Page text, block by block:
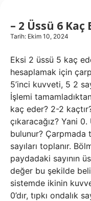
– 2 Üssü 6 Kaç
Tarih: Ekim 10, 2024
Eksi 2 üssü 5 kaç
hesaplamak için
5’inci kuvveti, 5 2
İşlemi
kaç eder? 2-2
çıkaracağız? Yani
bulunur? Çarpmada
sayıları toplanır.
paydadaki sayının
değer bu şekilde
sistemde ikinin
0’dır, tıpkı ondalık